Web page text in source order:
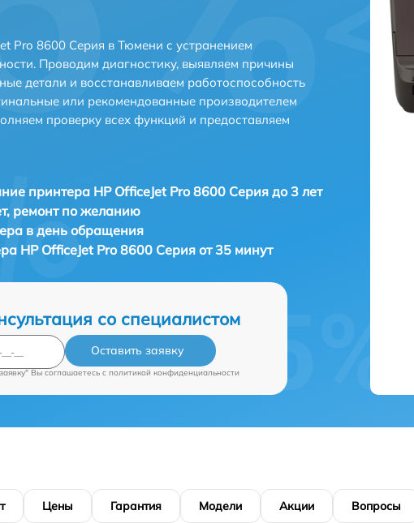
Pro 8600 Серия в Тюмени с устранением
Проводим диагностику, выявляем причины
детали и восстанавливаем работоспособность
или рекомендованные производителем
проверку всех функций и предоставляем
принтера HP OfficeJet Pro 8600 Серия до 3 лет
ремонт по желанию
в день обращения
HP OfficeJet Pro 8600 Серия от 35 минут
со специалистом
Оставить заявку
Вы соглашаетесь c политикой конфиденциальности
Цены Гарантия Модели Акции Вопросы